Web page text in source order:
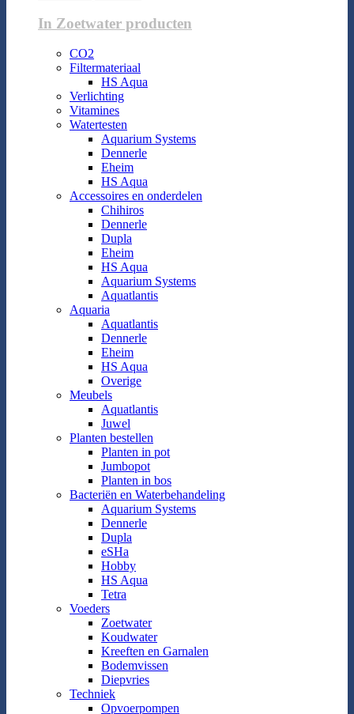
In Zoetwater producten
CO2
Filtermateriaal
HS Aqua
Verlichting
Vitamines
Watertesten
Aquarium Systems
Dennerle
Eheim
HS Aqua
Accessoires en onderdelen
Chihiros
Dennerle
Dupla
Eheim
HS Aqua
Aquarium Systems
Aquatlantis
Aquaria
Aquatlantis
Dennerle
Eheim
HS Aqua
Overige
Meubels
Aquatlantis
Juwel
Planten bestellen
Planten in pot
Jumbopot
Planten in bos
Bacteriën en Waterbehandeling
Aquarium Systems
Dennerle
Dupla
eSHa
Hobby
HS Aqua
Tetra
Voeders
Zoetwater
Koudwater
Kreeften en Garnalen
Bodemvissen
Diepvries
Techniek
Opvoerpompen